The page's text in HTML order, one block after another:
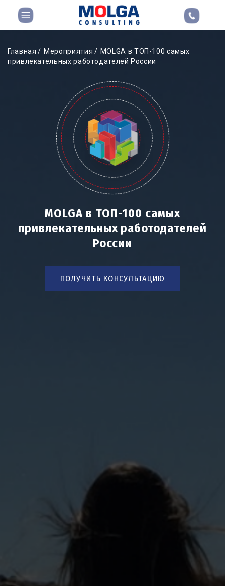
Главная Мероприятия
MOLGA в ТОП-100 самых
привлекательных работодателей России
MOLGA в ТОП-100 самых
привлекательных работодателей
России
ПОЛУЧИТЬ КОНСУЛЬТАЦИЮ